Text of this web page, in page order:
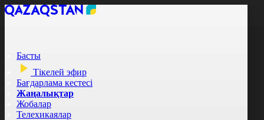
Басты
Тікелей эфир
Бағдарлама кестесі
Жаңалықтар
Жобалар
Телехикаялар